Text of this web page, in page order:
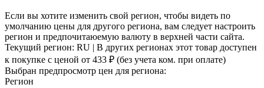
Если вы хотите изменить свой регион, чтобы видеть по
умолчанию цены для другого региона, вам следует настроить
регион и предпочитаюемую валюту в верхней части сайта.
Текущий регион: RU | В других регионах этот товар доступен
к покупке с ценой от 433 ₽ (без учета ком. при оплате)
Выбран предпросмотр цен для региона:
Регион